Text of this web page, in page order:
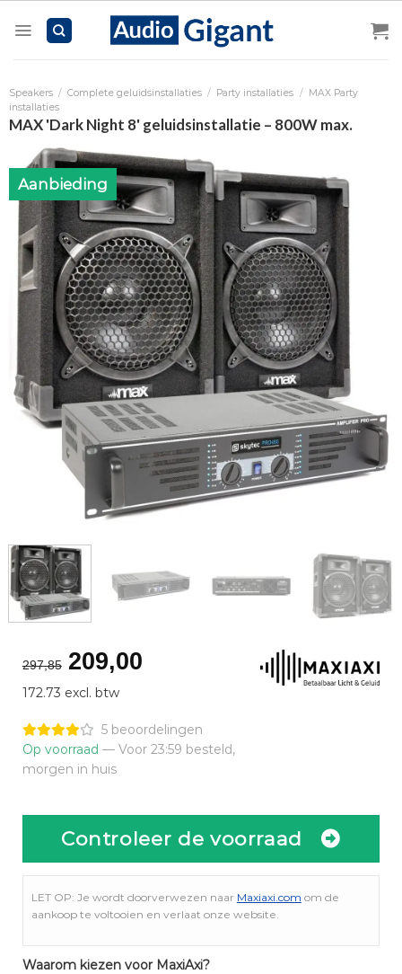
Speakers / Complete geluidsinstallaties / Party installaties / MAX Party
installaties
MAX 'Dark Night 8' geluidsinstallatie – 800W max.
Aanbieding
297,85 Oorspronkelijke
prijs
was:
€297,85.
209,00Huidige
€209,00.
172.73 excl. btw
5 beoordelingen
Op voorraad — Voor 23:59 besteld,
morgen in huis
Controleer de voorraad
LET OP: Je wordt doorverwezen naar Maxiaxi.com om de
aankoop te voltooien en verlaat onze website.
Waarom kiezen voor MaxiAxi?